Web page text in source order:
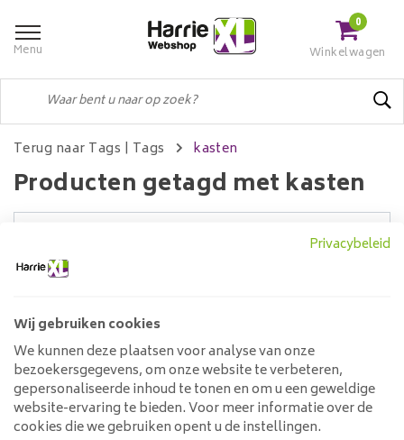
Menu
0
Winkelwagen
Terug naar Tags | Tags kasten
Producten getagd met kasten
Geen producten gevonden!...
Klantenservice
Mijn account
Privacybeleid
Wij gebruiken cookies
We kunnen deze plaatsen voor analyse van onze
bezoekersgegevens, om onze website te verbeteren,
gepersonaliseerde inhoud te tonen en om u een geweldige
website-ervaring te bieden. Voor meer informatie over de
cookies die we gebruiken opent u de instellingen.